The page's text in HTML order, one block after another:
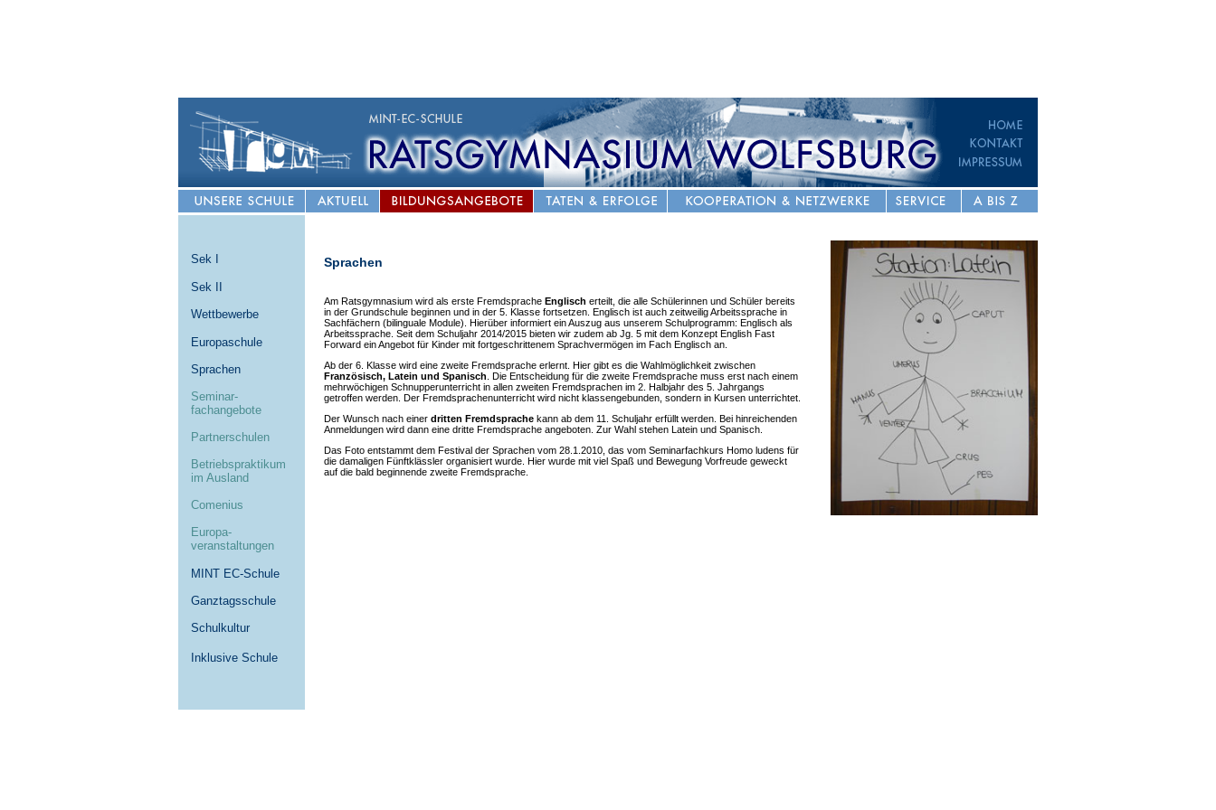
Sek I
Sek II
Wettbewerbe
Europaschule
Sprachen
Seminar-
fachangebote
Partnerschulen
Betriebspraktikum
im Ausland
Comenius
Europa-
veranstaltungen
MINT EC-Schule
Ganztagsschule
Schulkultur
Inklusive Schule
Sprachen
Am Ratsgymnasium wird als erste Fremdsprache Englisch erteilt, die alle Schülerinnen und Schüler bereits
in der Grundschule beginnen und in der 5. Klasse fortsetzen. Englisch ist auch zeitweilig Arbeitssprache in
Sachfächern (bilinguale Module). Hierüber informiert ein Auszug aus unserem Schulprogramm: Englisch als
Arbeitssprache. Seit dem Schuljahr 2014/2015 bieten wir zudem ab Jg. 5 mit dem Konzept English Fast
Forward ein Angebot für Kinder mit fortgeschrittenem Sprachvermögen im Fach Englisch an.
Ab der 6. Klasse wird eine zweite Fremdsprache erlernt. Hier gibt es die Wahlmöglichkeit zwischen
Französisch, Latein und Spanisch . Die Entscheidung für die zweite Fremdsprache muss erst nach einem
mehrwöchigen Schnupperunterricht in allen zweiten Fremdsprachen im 2. Halbjahr des 5. Jahrgangs
getroffen werden. Der Fremdsprachenunterricht wird nicht klassengebunden, sondern in Kursen unterrichtet.
Der Wunsch nach einer dritten Fremdsprache kann ab dem 11. Schuljahr erfüllt werden. Bei hinreichenden
Anmeldungen wird dann eine dritte Fremdsprache angeboten. Zur Wahl stehen Latein und Spanisch.
Das Foto entstammt dem Festival der Sprachen vom 28.1.2010, das vom Seminarfachkurs Homo ludens für
die damaligen Fünftklässler organisiert wurde. Hier wurde mit viel Spaß und Bewegung Vorfreude geweckt
auf die bald beginnende zweite Fremdsprache.